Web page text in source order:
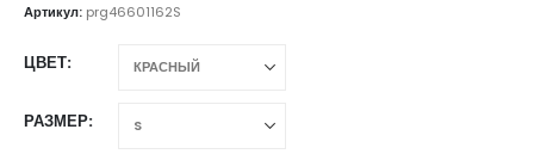
Артикул: prg46601162S
ЦВЕТ
РАЗМЕР